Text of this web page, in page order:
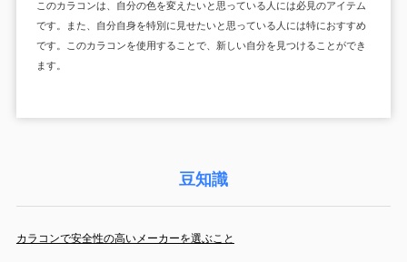
このカラコンは、自分の色を変えたいと思っている人には必見のアイテム
です。また、自分自身を特別に見せたいと思っている人には特におすすめ
です。このカラコンを使用することで、新しい自分を見つけることができ
ます。
豆知識
カラコンで安全性の高いメーカーを選ぶこと